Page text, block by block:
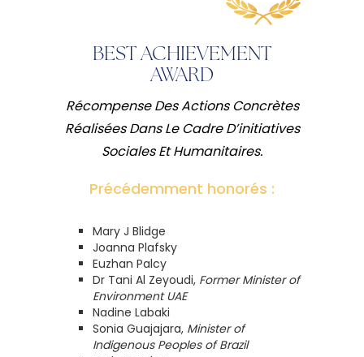
BEST ACHIEVEMENT
AWARD
Récompense Des Actions Concrètes
Réalisées Dans Le Cadre D’initiatives
Sociales Et Humanitaires.
Précédemment honorés :
Mary J Blidge
Joanna Plafsky
Euzhan Palcy
Dr Tani Al Zeyoudi, Former Minister of
Environment UAE
Nadine Labaki
Sonia Guajajara, Minister of
Indigenous Peoples of Brazil